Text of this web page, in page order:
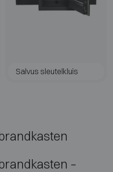
–
Salvus sleutelkluis